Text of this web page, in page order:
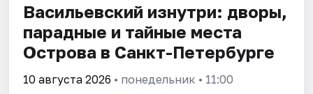
Васильевский изнутри: дворы,
парадные и тайные места
Острова в Санкт-Петербурге
10 августа 2026 • понедельник • 11:00